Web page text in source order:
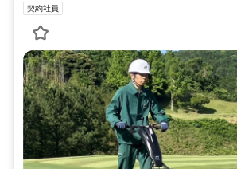
契約社員